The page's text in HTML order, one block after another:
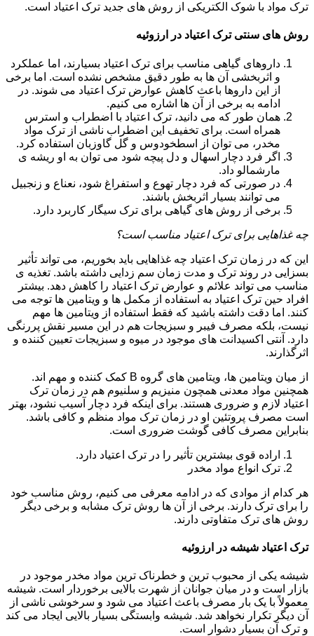
ترک مواد با شوک الکتریکی از روش های جدید ترک اعتیاد است.
روش های سنتی ترک اعتیاد در ارزوئیه
داروهای گیاهی مناسب برای ترک اعتیاد بسیارند، اما عملکرد
و اثربخشی آن ها به طور دقیق مشخص نشده است. اما برخی
از این داروها باعث کاهش عوارض ترک اعتیاد می شوند. در
ادامه به برخی از آن ها اشاره می کنیم.
همان طور که می دانید، ترک اعتیاد با اضطراب و استرس
همراه است. برای تخفیف این اضطراب ناشی از ترک مواد
مخدر، می توان از اسطخودوس و گل گاوزبان استفاده کرد.
اگر فرد دچار اسهال و دل پیچه شود می توان به او ریشه ی
مارشمالو داد.
در صورتی که فرد دچار تهوع و استفراغ شود، نعناع و زنجبیل
می توانند بسیار اثربخش باشند.
برخی از روش های گیاهی برای ترک سیگار کاربرد دارد.
چه غذاهایی برای ترک اعتیاد مناسب است؟
این که در زمان ترک اعتیاد چه غذاهایی باید بخوریم، می تواند تأثیر
بسزایی در روند ترک و مدت زمان سم زدایی داشته باشد. تغذیه ی
مناسب می تواند علائم و عوارض ترک اعتیاد را کاهش دهد. بیشتر
افراد حین ترک اعتیاد به استفاده از مکمل ها و ویتامین ها توجه می
کنند. اما دقت داشته باشید که فقط استفاده از ویتامین ها مهم
نیست، بلکه مصرف فیبر و سبزیجات هم در این مسیر نقش پررنگی
دارد. آنتی اکسیدانت های موجود در میوه و سبزیجات تعیین کننده و
اثرگذارند.
از میان ویتامین ها، ویتامین های گروه B کمک کننده و مهم اند.
همچنین مواد معدنی همچون منیزیم و سلنیوم هم در زمان ترک
اعتیاد لازم و ضروری هستند. برای اینکه فرد دچار آسیب نشود، بهتر
است مصرف پروتئین او در زمان ترک مواد منظم و کافی باشد.
بنابراین مصرف کافی گوشت ضروری است.
اراده قوی بیشترین تأثیر را در ترک اعتیاد دارد.
ترک انواع مواد مخدر
هر کدام از موادی که در ادامه معرفی می کنیم، روش مناسب خود
را برای ترک دارند. برخی از آن ها روش ترک مشابه و برخی دیگر
روش های ترک متفاوتی دارند.
ترک اعتیاد شیشه در ارزوئیه
شیشه یکی از محبوب ترین و خطرناک ترین مواد مخدر موجود در
بازار است و در میان جوانان از شهرت بالایی برخوردار است. شیشه
معمولاً با یک بار مصرف باعث اعتیاد می شود و سرخوشی ناشی از
آن دیگر تکرار نخواهد شد. شیشه وابستگی بسیار بالایی ایجاد می کند
و ترک آن بسیار دشوار است.